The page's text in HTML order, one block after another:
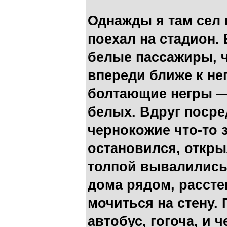
Однажды я там сел
поехал на
белые пассажиры,
впереди ближе к
болтающие негры
белых. Вдруг
чернокожие что-то
остановился,
толпой вывалились
дома рядом,
мочиться на
автобус, гогоча, и